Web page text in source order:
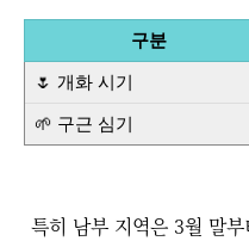
구분
🌷 개화 시기
🌱 구근 심기
특히 남부 지역은 3월 말